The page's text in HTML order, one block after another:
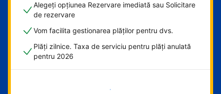
Alegeți opțiunea Rezervare imediată sau Solicitare
de rezervare
Vom facilita gestionarea plăților pentru dvs.
Plăți zilnice. Taxa de serviciu pentru plăți anulată
pentru 2026
Începeți acum